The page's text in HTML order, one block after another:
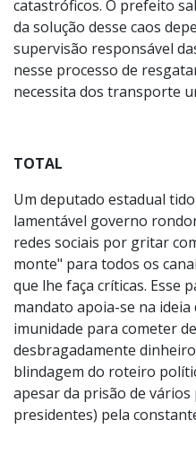
catastróficos. O prefeito
da solução desse caos
supervisão responsável
nesse processo de
necessita dos transporte
TOTAL
Um deputado estadual
lamentável governo
redes sociais por gritar
monte" para todos os
que lhe faça críticas. Esse
mandato apoia-se na
imunidade para cometer
desbragadamente
blindagem do roteiro
apesar da prisão de
presidentes) pela